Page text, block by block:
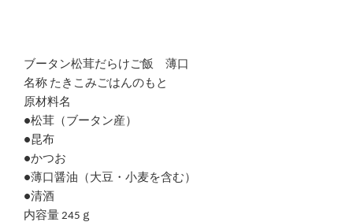
ブータン松茸だらけご飯 薄口
名称 たきこみごはんのもと
原材料名
●松茸（ブータン産）
●昆布
●かつお
●薄口醤油（大豆・小麦を含む）
●清酒
内容量 245ｇ